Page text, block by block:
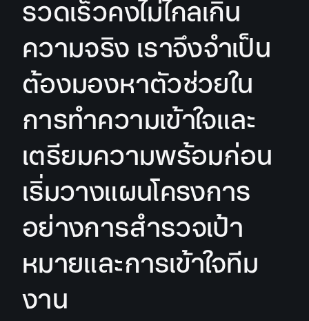
รวดเร็วคงไม่ไกลเกิน
ความจริง เราจึงจำเป็น
ต้องมองหาตัวช่วยใน
การทำความเข้าใจและ
เตรียมความพร้อมก่อน
เริ่มวางแผนโครงการ
อย่างการสำรวจเป้า
หมายและการเข้าใจทีม
งาน